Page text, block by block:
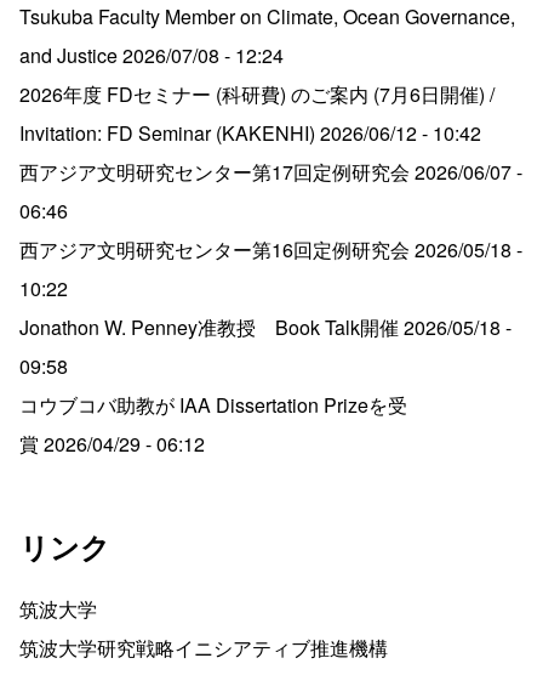
Tsukuba Faculty Member on Climate, Ocean Governance,
and Justice2026/07/08 - 12:24
2026年度 FDセミナー (科研費) のご案内 (7月6日開催) /
Invitation: FD Seminar (KAKENHI) 2026/06/12 - 10:42
西アジア文明研究センター第17回定例研究会 2026/06/07 -
06:46
西アジア文明研究センター第16回定例研究会 2026/05/18 -
10:22
Jonathon W. Penney准教授 Book Talk開催 2026/05/18 -
09:58
コウブコバ助教が IAA Dissertation Prizeを受
賞 2026/04/29 - 06:12
リンク
筑波大学
筑波大学研究戦略イニシアティブ推進機構